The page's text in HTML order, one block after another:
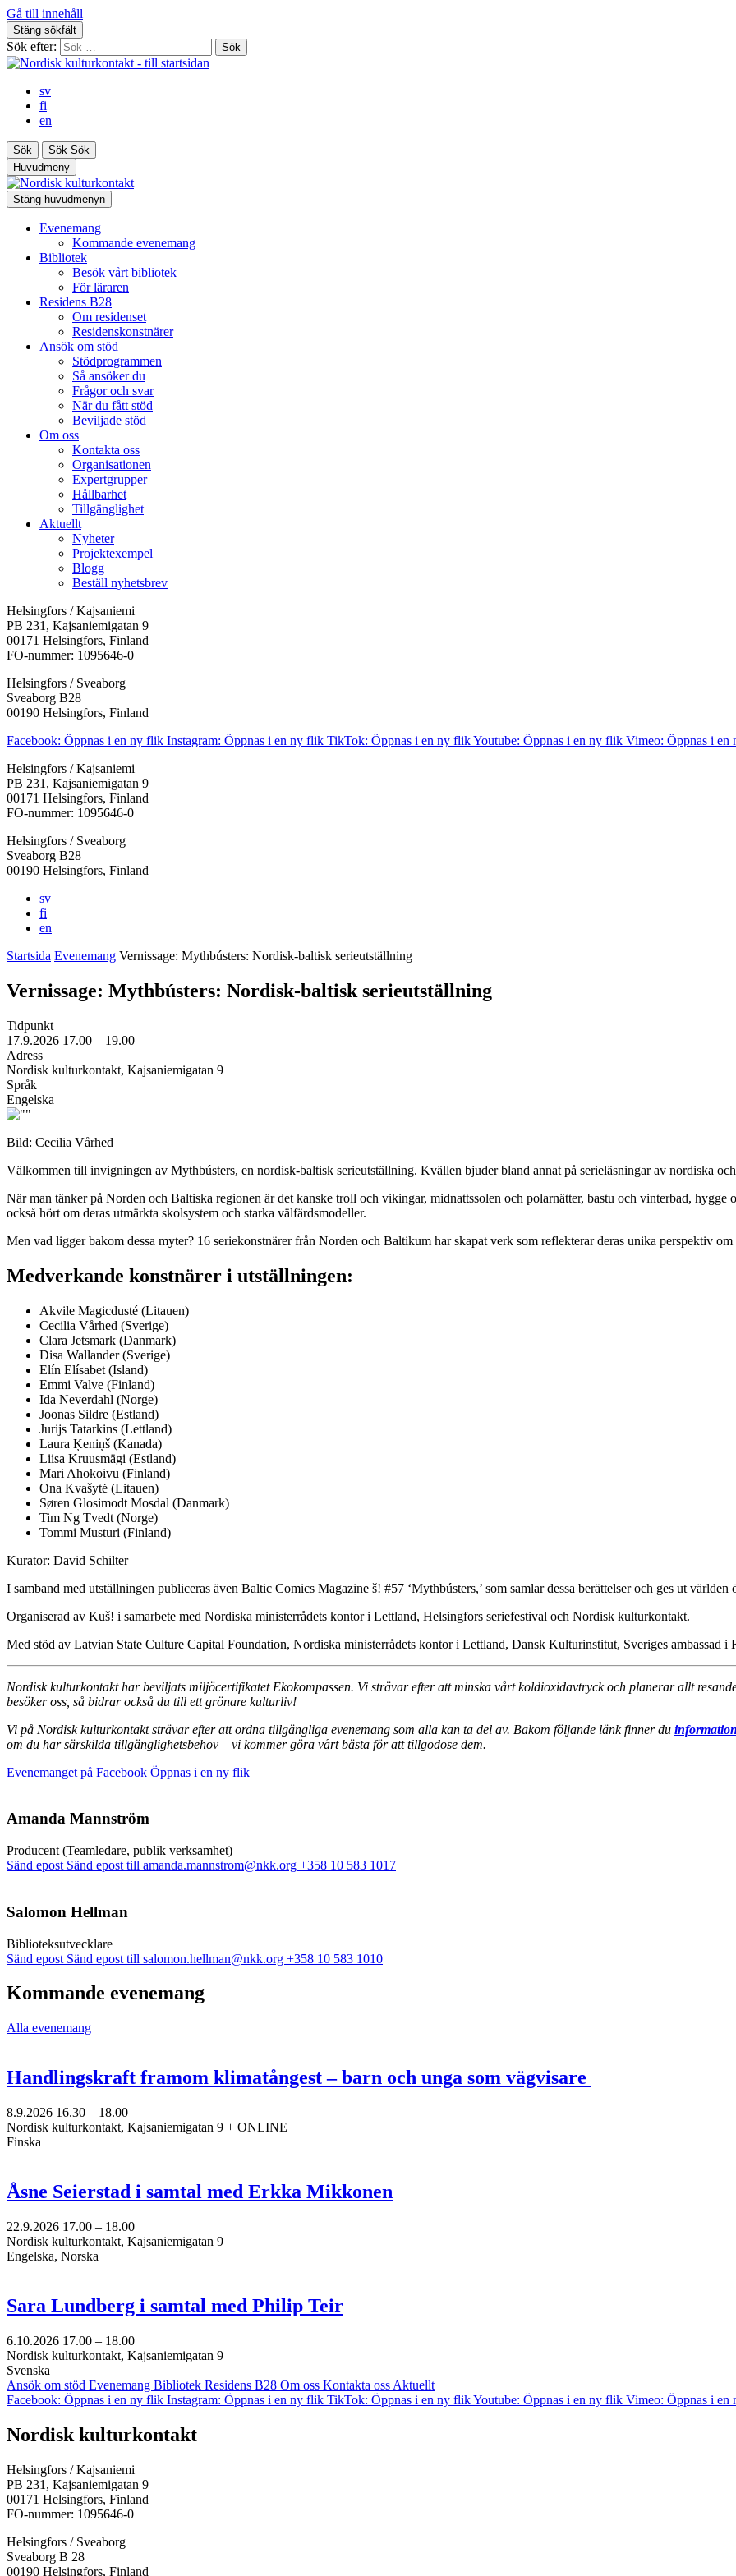
Gå till innehåll
Stäng sökfält
Sök efter:
sv
fi
en
Sök Sök Sök
Huvudmeny
Stäng huvudmenyn
Evenemang
Kommande evenemang
Bibliotek
Besök vårt bibliotek
För läraren
Residens B28
Om residenset
Residenskonstnärer
Ansök om stöd
Stödprogrammen
Så ansöker du
Frågor och svar
När du fått stöd
Beviljade stöd
Om oss
Kontakta oss
Organisationen
Expertgrupper
Hållbarhet
Tillgänglighet
Aktuellt
Nyheter
Projektexempel
Blogg
Beställ nyhetsbrev
Helsingfors / Kajsaniemi
PB 231, Kajsaniemigatan 9
00171 Helsingfors, Finland
FO-nummer: 1095646-0
Helsingfors / Sveaborg
Sveaborg B28
00190 Helsingfors, Finland
Facebook: Öppnas i en ny flik Instagram: Öppnas i en ny flik TikTok: Öppnas i en ny flikYoutube: Öppnas i en ny flik Vimeo: Öppnas i en
Helsingfors / Kajsaniemi
PB 231, Kajsaniemigatan 9
00171 Helsingfors, Finland
FO-nummer: 1095646-0
Helsingfors / Sveaborg
Sveaborg B28
00190 Helsingfors, Finland
sv
fi
en
Startsida Evenemang Vernissage: Mythbústers: Nordisk-baltisk serieutställning
Vernissage: Mythbústers: Nordisk-baltisk serieutställning
Tidpunkt
17.9.2026 17.00 – 19.00
Adress
Nordisk kulturkontakt, Kajsaniemigatan 9
Språk
Engelska
Bild: Cecilia Vårhed
Välkommen till invigningen av Mythbústers, en nordisk-baltisk serieutställning. Kvällen bjuder bland annat på serieläsningar av nordiska
När man tänker på Norden och Baltiska regionen är det kanske troll och vikingar, midnattssolen och polarnätter, bastu och vinterbad,
också hört om deras utmärkta skolsystem och starka välfärdsmodeller.
Men vad ligger bakom dessa myter? 16 seriekonstnärer från Norden och Baltikum har skapat verk som reflekterar deras unika perspektiv
Medverkande konstnärer i utställningen:
Akvile Magicdusté (Litauen)
Cecilia Vårhed (Sverige)
Clara Jetsmark (Danmark)
Disa Wallander (Sverige)
Elín Elísabet (Island)
Emmi Valve (Finland)
Ida Neverdahl (Norge)
Joonas Sildre (Estland)
Jurijs Tatarkins (Lettland)
Laura Ķeniņš (Kanada)
Liisa Kruusmägi (Estland)
Mari Ahokoivu (Finland)
Ona Kvašytė (Litauen)
Søren Glosimodt Mosdal (Danmark)
Tim Ng Tvedt (Norge)
Tommi Musturi (Finland)
Kurator: David Schilter
I samband med utställningen publiceras även Baltic Comics Magazine š! #57 ‘Mythbústers,’ som samlar dessa berättelser och ges ut världen
Organiserad av Kuš! i samarbete med Nordiska ministerrådets kontor i Lettland, Helsingfors seriefestival och Nordisk kulturkontakt.
Med stöd av Latvian State Culture Capital Foundation, Nordiska ministerrådets kontor i Lettland, Dansk Kulturinstitut, Sveriges ambassad
Nordisk kulturkontakt har beviljats miljöcertifikatet Ekokompassen. Vi strävar efter att minska vårt koldioxidavtryck och planerar allt
besöker oss, så bidrar också du till ett grönare kulturliv!
Vi på Nordisk kulturkontakt strävar efter att ordna tillgängliga evenemang som alla kan ta del av. Bakom följande länk finner du
om du har särskilda tillgänglighetsbehov – vi kommer göra vårt bästa för att tillgodose dem.
Evenemanget på Facebook Öppnas i en ny flik
Amanda Mannström
Producent (Teamledare, publik verksamhet)
Sänd epost Sänd epost till amanda.mannstrom@nkk.org +358 10 583 1017
Salomon Hellman
Biblioteksutvecklare
Sänd epost Sänd epost till salomon.hellman@nkk.org +358 10 583 1010
Kommande evenemang
Alla evenemang
Handlingskraft framom klimatångest – barn och unga som vägvisare
8.9.2026 16.30 – 18.00
Nordisk kulturkontakt, Kajsaniemigatan 9 + ONLINE
Finska
Åsne Seierstad i samtal med Erkka Mikkonen
22.9.2026 17.00 – 18.00
Nordisk kulturkontakt, Kajsaniemigatan 9
Engelska, Norska
Sara Lundberg i samtal med Philip Teir
6.10.2026 17.00 – 18.00
Nordisk kulturkontakt, Kajsaniemigatan 9
Svenska
Ansök om stöd Evenemang Bibliotek Residens B28 Om oss Kontakta oss Aktuellt
Facebook: Öppnas i en ny flik Instagram: Öppnas i en ny flik TikTok: Öppnas i en ny flikYoutube: Öppnas i en ny flik Vimeo: Öppnas i en
Nordisk kulturkontakt
Helsingfors / Kajsaniemi
PB 231, Kajsaniemigatan 9
00171 Helsingfors, Finland
FO-nummer: 1095646-0
Helsingfors / Sveaborg
Sveaborg B 28
00190 Helsingfors, Finland